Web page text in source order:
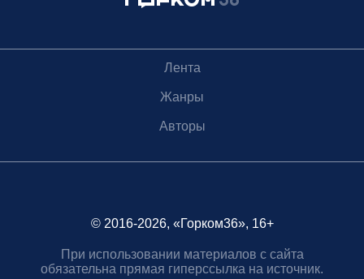
Лента
Жанры
Авторы
© 2016-2026, «Горком36», 16+
При использовании материалов с сайта
обязательна прямая гиперссылка на источник.